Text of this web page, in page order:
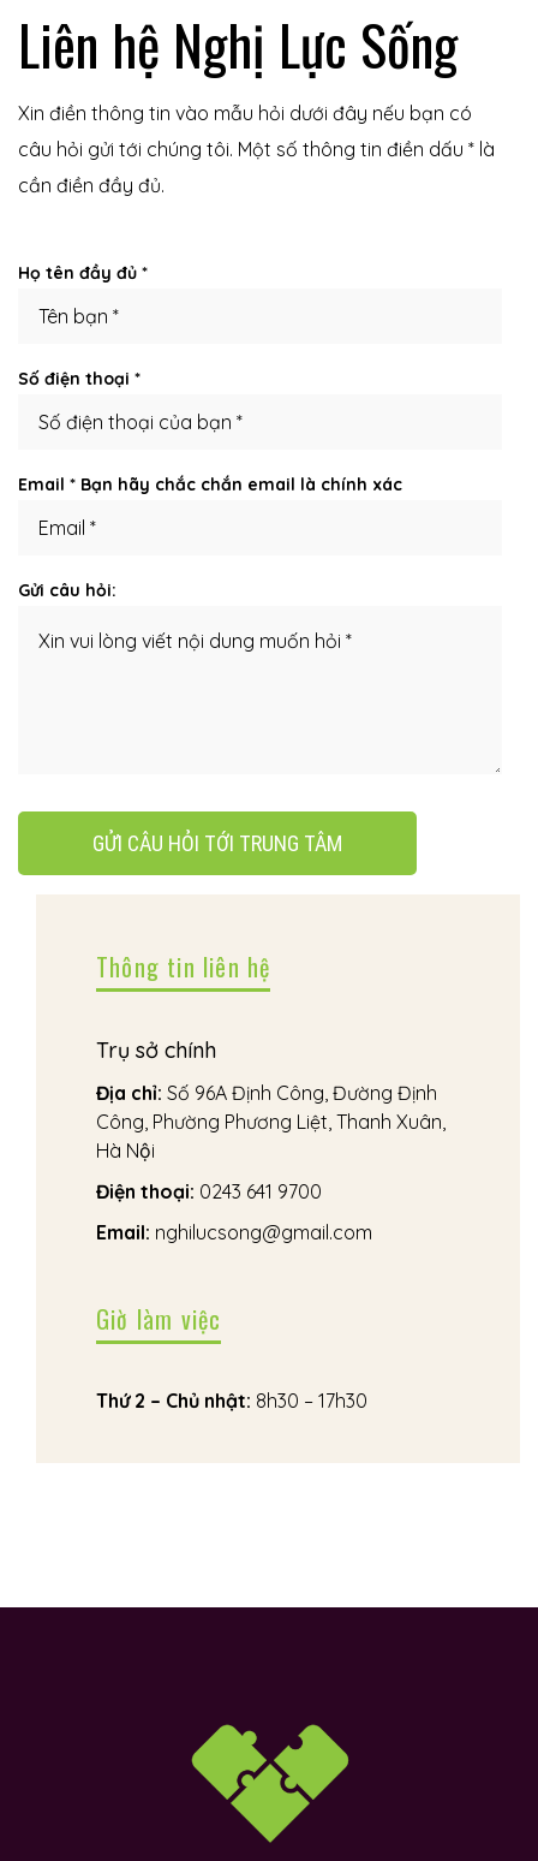
Liên hệ Nghị Lực Sống
Xin điền thông tin vào mẫu hỏi dưới đây nếu bạn có
câu hỏi gửi tới chúng tôi. Một số thông tin điền dấu * là
cần điền đầy đủ.
Họ tên đầy đủ *
Số điện thoại *
Email * Bạn hãy chắc chắn email là chính xác
Gửi câu hỏi:
GỬI CÂU HỎI TỚI TRUNG TÂM
Thông tin liên hệ
Trụ sở chính
Địa chỉ: Số 96A Định Công, Đường Định
Công, Phường Phương Liệt, Thanh Xuân,
Hà Nội
Điện thoại: 0243 641 9700
Email: nghilucsong@gmail.com
Giờ làm việc
Thứ 2 – Chủ nhật: 8h30 – 17h30